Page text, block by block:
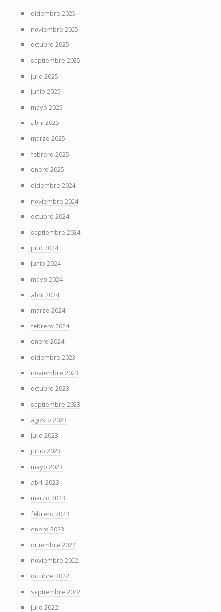
diciembre 2025
noviembre 2025
octubre 2025
septiembre 2025
julio 2025
junio 2025
mayo 2025
abril 2025
marzo 2025
febrero 2025
enero 2025
diciembre 2024
noviembre 2024
octubre 2024
septiembre 2024
julio 2024
junio 2024
mayo 2024
abril 2024
marzo 2024
febrero 2024
enero 2024
diciembre 2023
noviembre 2023
octubre 2023
septiembre 2023
agosto 2023
julio 2023
junio 2023
mayo 2023
abril 2023
marzo 2023
febrero 2023
enero 2023
diciembre 2022
noviembre 2022
octubre 2022
septiembre 2022
julio 2022